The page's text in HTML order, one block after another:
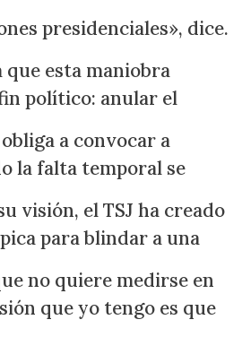
presidenciales», dice.
que esta maniobra
político: anular el
a convocar a
la falta temporal se
visión, el TSJ ha creado
para blindar a una
no quiere medirse en
que yo tengo es que